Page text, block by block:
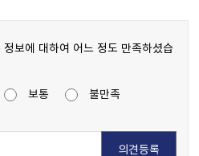
보에 대하여 어느 정도 만족하셨습
보통
불만족